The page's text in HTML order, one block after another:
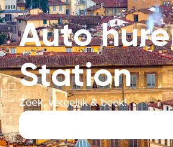
Auto
Station
Zoek, vergelijk & boek!